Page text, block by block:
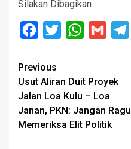
Silakan Dibagikan
Facebook
Twitter WhatsApp
Gmail
Post
navigation
Previous
Usut Aliran Duit Proyek
Jalan Loa Kulu – Loa
Janan, PKN: Jangan Ragu
Memeriksa Elit Politik